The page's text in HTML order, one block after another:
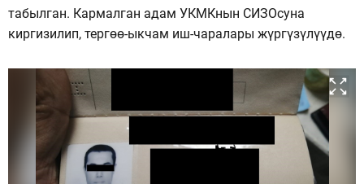
табылган. Кармалган адам УКМКнын СИЗОсуна
киргизилип, тергөө-ыкчам иш-чаралары жүргүзүлүүдө.